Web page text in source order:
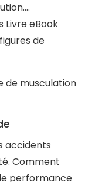
Livre eBook
de
accidents
Comment
performance